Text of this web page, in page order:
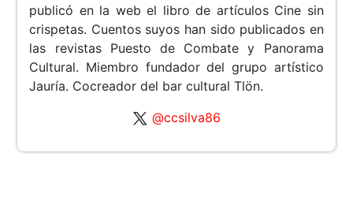
publicó en la web el libro de artículos Cine sin
crispetas. Cuentos suyos han sido publicados en
las revistas Puesto de Combate y Panorama
Cultural. Miembro fundador del grupo artístico
Jauría. Cocreador del bar cultural Tlön.
@ccsilva86